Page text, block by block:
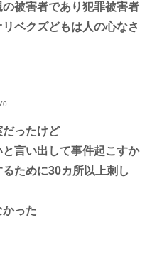
被害者であり犯罪被害者
ベクズどもは人の心なさ
ったけど
言い出して事件起こすか
ために30カ所以上刺し
った